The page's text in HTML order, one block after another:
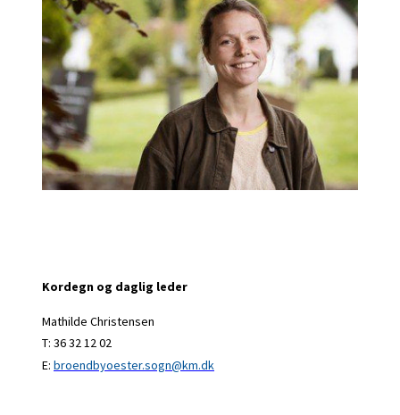
Kordegn og daglig leder
Mathilde Christensen
T: 36 32 12 02
E: broendbyoester.sogn@km.dk